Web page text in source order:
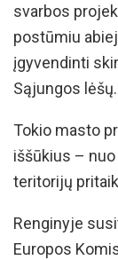
svarbos
postūmiu
įgyvendinti
Sąjungos lėšų.
Tokio masto
iššūkius –
teritorijų
Renginyje
Europos